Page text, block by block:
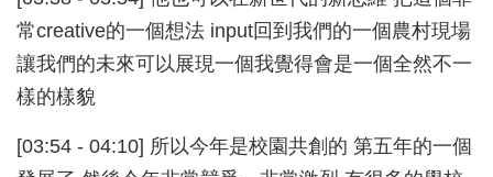
常creative的一個想法 input回到我們的一個農村現場
讓我們的未來可以展現一個我覺得會是一個全然不一
樣的樣貌
[03:54 - 04:10] 所以今年是校園共創的 第五年的一個